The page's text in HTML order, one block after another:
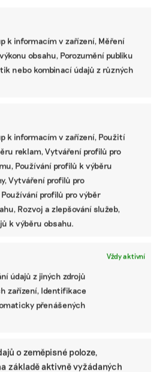
k informacím v zařízení, Měření
obsahu, Porozumění publiku
nebo kombinací údajů z různých
k informacím v zařízení, Použití
reklam, Vytváření profilů pro
Používání profilů k výběru
Vytváření profilů pro
profilů pro výběr
Rozvoj a zlepšování služeb,
k výběru obsahu.
Vždy aktivní
údajů z jiných zdrojů
zařízení, Identifikace
přenášených
o zeměpisné poloze,
základě aktivně vyžádaných
důležité
všem.
se můžeme pustit do témat,
obsahu.